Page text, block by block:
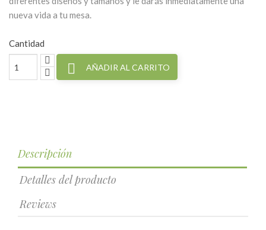
nueva vida a tu mesa.
Cantidad
 AÑADIR AL CARRITO
Descripción
Detalles del producto
Reviews